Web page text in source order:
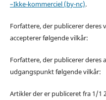
–Ikke-kommerciel (by-nc).
Forfattere, der publicerer
accepterer følgende vilkår:
Forfattere, der publicerer deres
udgangspunkt følgende vilkår:
Artikler der er publiceret fra 1/1